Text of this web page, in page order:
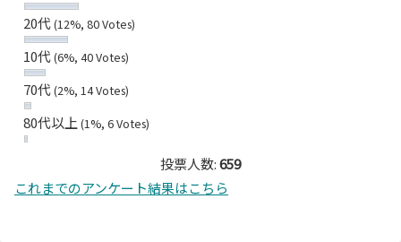
20代(12%, 80 Votes)
10代(6%, 40 Votes)
70代(2%, 14 Votes)
80代以上 (1%, 6 Votes)
投票人数:659
これまでのアンケート結果はこちら